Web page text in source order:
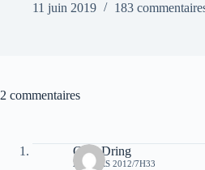
11 juin 2019
183
2 commentaires
Guel Dring
22 MARS 2012/7H33